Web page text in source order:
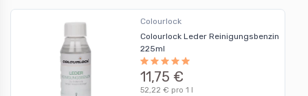
Colourlock
Colourlock Leder Reinigungsbenzin
225ml
11,75 €
52,22 € pro 1 l